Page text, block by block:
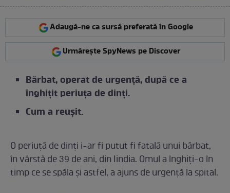
Adaugă-ne ca sursă preferată în Google
Urmărește SpyNews pe Discover
Bărbat, operat de urgență, după ce a
înghițit periuța de dinți.
Cum a reușit.
O periuță de dinți i-ar fi putut fi fatală unui bărbat,
în vârstă de 39 de ani, din Iindia. Omul a înghiți-o în
timp ce se spăla și astfel, a ajuns de urgență la spital.